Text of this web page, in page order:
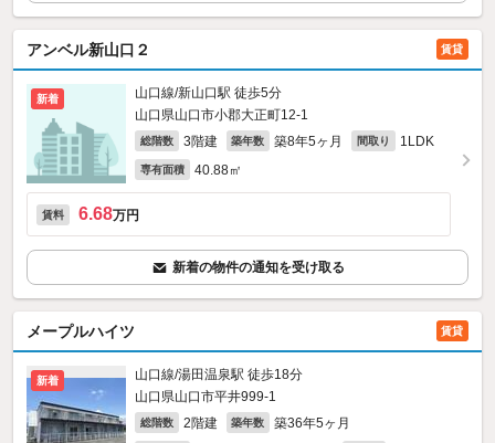
アンベル新山口２ 賃貸
新着
山口線/新山口駅 徒歩5分
山口県山口市小郡大正町12-1
総階数 3階建 築年数 築8年5ヶ月 間取り 1LDK
専有面積 40.88㎡
賃料 6.68万円
新着の物件の通知を受け取る
メープルハイツ 賃貸
新着
山口線/湯田温泉駅 徒歩18分
山口県山口市平井999‐1
総階数 2階建 築年数 築36年5ヶ月